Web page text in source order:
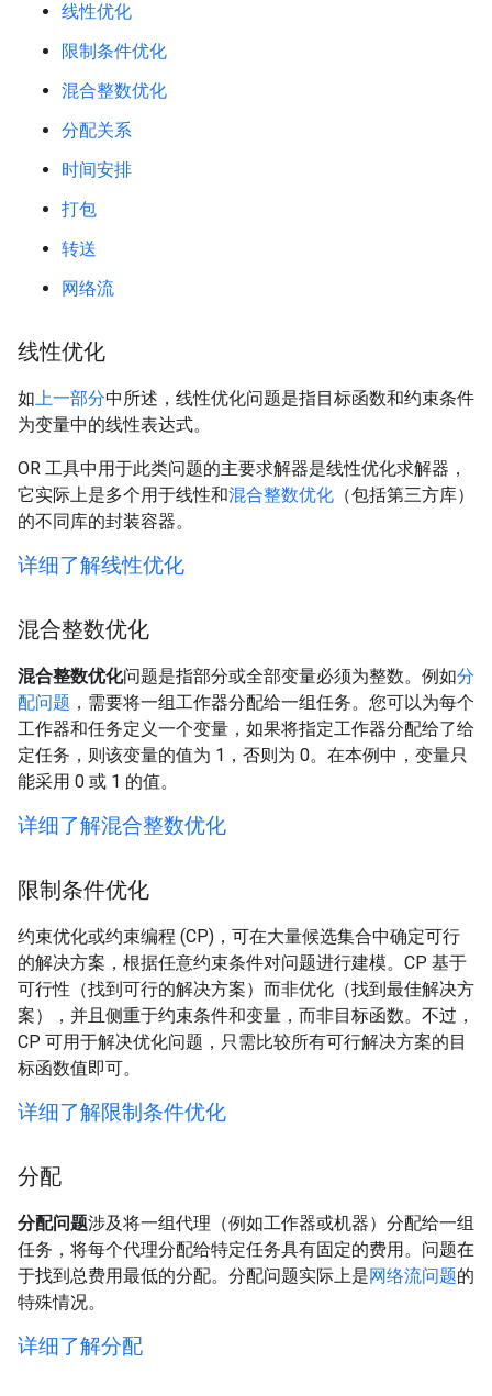
线性优化
限制条件优化
混合整数优化
分配关系
时间安排
打包
转送
网络流
线性优化
如上一部分中所述，线性优化问题是指目标函数和约束条件
为变量中的线性表达式。
OR 工具中用于此类问题的主要求解器是线性优化求解器，
它实际上是多个用于线性和混合整数优化 （包括第三方库）
的不同库的封装容器。
详细了解线性优化
混合整数优化
混合整数优化问题是指部分或全部变量必须为整数。例如分
配问题 ，需要将一组工作器分配给一组任务。您可以为每个
工作器和任务定义一个变量，如果将指定工作器分配给了给
定任务，则该变量的值为 1，否则为 0。在本例中，变量只
能采用 0 或 1 的值。
详细了解混合整数优化
限制条件优化
约束优化或约束编程 (CP)，可在大量候选集合中确定可行
的解决方案，根据任意约束条件对问题进行建模。CP 基于
可行性（找到可行的解决方案）而非优化（找到最佳解决方
案），并且侧重于约束条件和变量，而非目标函数。不过，
CP 可用于解决优化问题，只需比较所有可行解决方案的目
标函数值即可。
详细了解限制条件优化
分配
分配问题涉及将一组代理（例如工作器或机器）分配给一组
任务，将每个代理分配给特定任务具有固定的费用。问题在
于找到总费用最低的分配。分配问题实际上是网络流问题的
特殊情况。
详细了解分配